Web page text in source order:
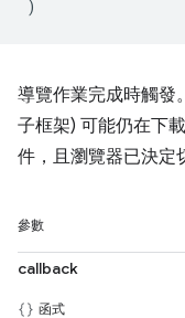
)
導覽作業完成時觸發
子框架) 可能仍在下
件，且瀏覽器已決定
參數
callback
函式